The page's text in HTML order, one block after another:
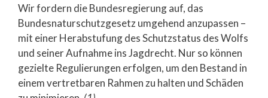
Wir fordern die Bundesregierung auf, das
Bundesnaturschutzgesetz umgehend anzupassen –
mit einer Herabstufung des Schutzstatus des Wolfs
und seiner Aufnahme ins Jagdrecht. Nur so können
gezielte Regulierungen erfolgen, um den Bestand in
einem vertretbaren Rahmen zu halten und Schäden